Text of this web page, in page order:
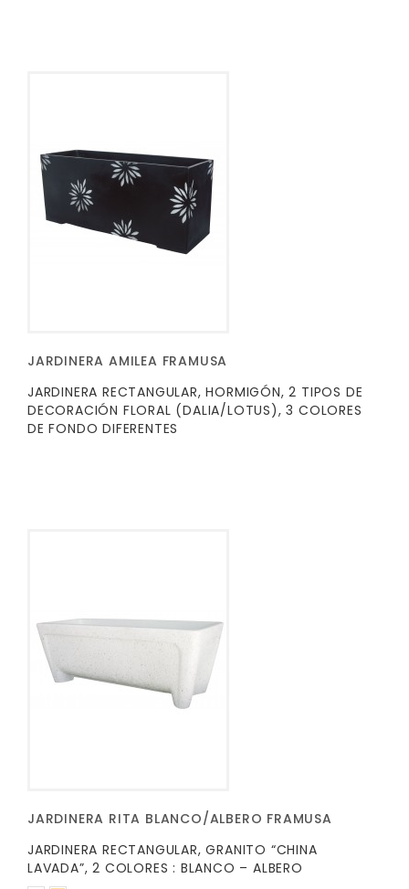
JARDINERA AMILEA FRAMUSA
JARDINERA RECTANGULAR, HORMIGÓN, 2 TIPOS DE
DECORACIÓN FLORAL (DALIA/LOTUS), 3 COLORES
DE FONDO DIFERENTES
JARDINERA RITA BLANCO/ALBERO FRAMUSA
JARDINERA RECTANGULAR, GRANITO “CHINA
LAVADA”, 2 COLORES : BLANCO – ALBERO